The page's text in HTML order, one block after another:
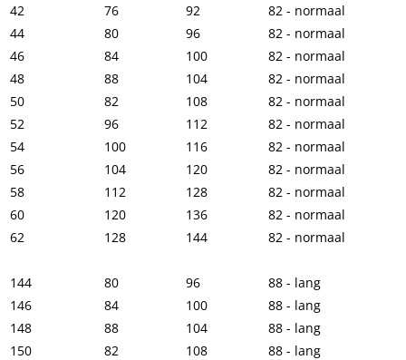
42 76 92
82 - normaal
44
80 96
82 - normaal
46
84 100
82 - normaal
48
88 104
82 - normaal
50
82 108
82 - normaal
52
96 112
82 - normaal
54
100 116
82 - normaal
56
104 120
82 - normaal
58
112 128
82 - normaal
60
120 136
82 - normaal
62
128 144 82 - normaal
144 80 96
88 - lang
146
84 100
88 - lang
148
88 104
88 - lang
150
82 108
88 - lang